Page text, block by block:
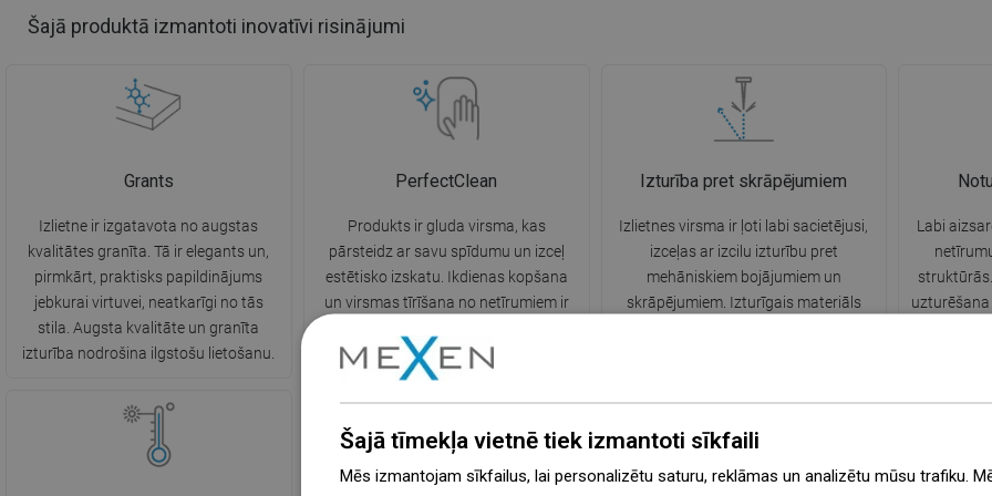
Šajā produktā izmantoti inovatīvi risinājumi
Grants
Izlietne ir izgatavota no augstas
kvalitātes granīta. Tā ir elegants un,
pirmkārt, praktisks papildinājums
jebkurai virtuvei, neatkarīgi no tās
stila. Augsta kvalitāte un granīta
izturība nodrošina ilgstošu lietošanu.
PerfectClean
Produkts ir gluda virsma, kas
pārsteidz ar savu spīdumu un izceļ
estētisko izskatu. Ikdienas kopšana
un virsmas tīrīšana no netīrumiem ir
mazgāšanas līdzekļu lietošanu.
Izturība pret skrāpējumiem
Izlietnes virsma ir ļoti labi sacietējusi,
izceļas ar izcilu izturību pret
mehāniskiem bojājumiem un
skrāpējumiem. Izturīgais materiāls
Labi
Šajā tīmekļa vietnē tiek izmantoti sīkfaili
Mēs izmantojam sīkfailus, lai personalizētu saturu, reklāmas un analizētu mūsu trafiku.